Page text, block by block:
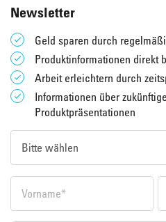
Newsletter
Geld sparen durch
Produktinformationen direkt
Arbeit erleichtern durch
Informationen über
Produktpräsentationen